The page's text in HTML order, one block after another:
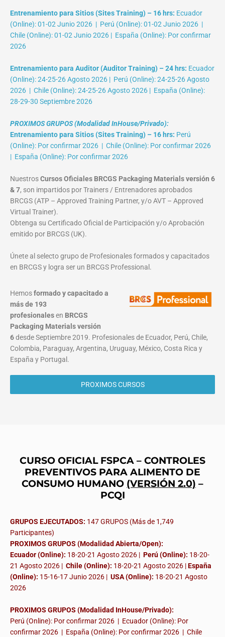
Entrenamiento para Sitios (Sites Training) – 16 hrs: Ecuador
(Online): 01-02 Junio 2026 | Perú (Online): 01-02 Junio 2026 |
Chile (Online): 01-02 Junio 2026 | España (Online): Por confirmar
2026
Entrenamiento para Auditor (Auditor Training) – 24 hrs: Ecuador
(Online): 24-25-26 Agosto 2026 | Perú (Online): 24-25-26 Agosto
2026 | Chile (Online): 24-25-26 Agosto 2026 | España (Online):
28-29-30 Septiembre 2026
PROXIMOS GRUPOS (Modalidad InHouse/Privado):
Entrenamiento para Sitios (Sites Training) – 16 hrs: Perú
(Online): Por confirmar 2026 | Chile (Online): Por confirmar 2026
| España (Online): Por confirmar 2026
NuestrosCursos Oficiales BRCGS Packaging Materials versión 6
& 7, son impartidos por Trainers / Entrenadores aprobados
BRCGS (ATP – Approved Training Partner, y/o AVT – Approved
Virtual Trainer).
Obtenga su Certificado Oficial de Participación y/o Aprobación
emitido por BRCGS (UK).
Únete al selecto grupo de Profesionales formados y capacitados
en BRCGS y logra ser un BRCGS Professional.
Hemosformado y capacitado a
más de 193
profesionalesen BRCGS
Packaging Materialsversión
6desde Septiembre 2019. Profesionales de Ecuador, Perú, Chile,
Colombia, Paraguay, Argentina, Uruguay, México, Costa Rica y
España y Portugal.
PROXIMOS CURSOS
CURSO OFICIAL FSPCA – CONTROLES
PREVENTIVOS PARA ALIMENTO DE
CONSUMO HUMANO (VERSIÓN 2.0) –
PCQI
GRUPOS EJECUTADOS: 147 GRUPOS (Más de 1,749
Participantes)
PROXIMOS GRUPOS (Modalidad Abierta/Open):
Ecuador (Online): 18-20-21 Agosto 2026 | Perú (Online): 18-20-
21 Agosto 2026 | Chile (Online): 18-20-21 Agosto 2026 |España
(Online): 15-16-17 Junio 2026 | USA (Online): 18-20-21 Agosto
2026
PROXIMOS GRUPOS (Modalidad InHouse/Privado):
Perú (Online): Por confirmar 2026 | Ecuador (Online): Por
confirmar 2026 | España (Online): Por confirmar 2026 | Chile